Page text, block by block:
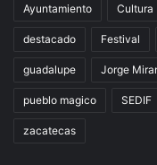
Ayuntamiento Cultura
destacado Festival
guadalupe Jorge
pueblo magico SEDIF
zacatecas